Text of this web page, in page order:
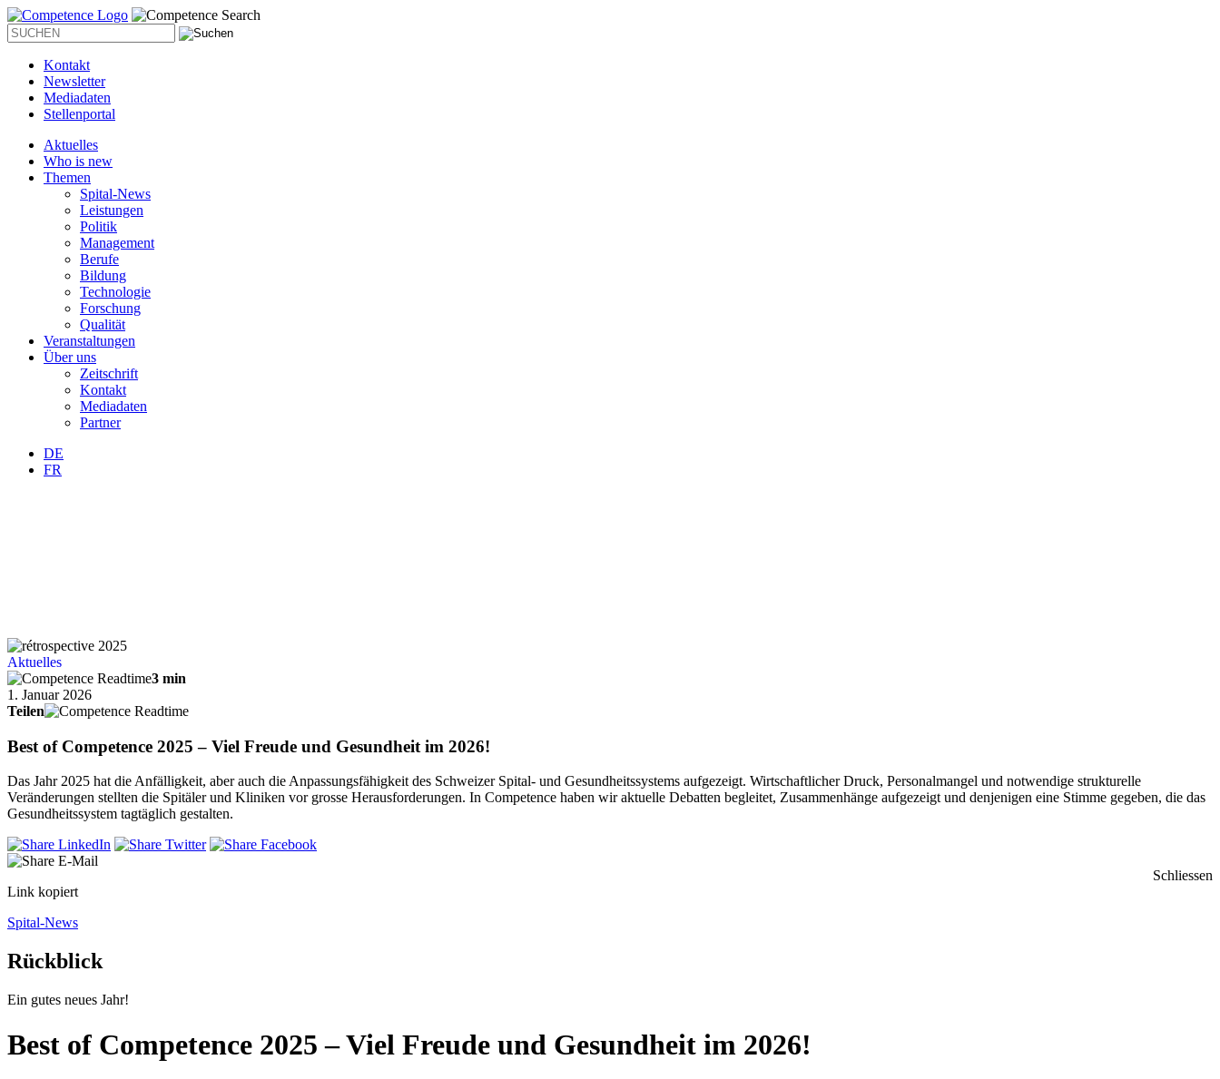
Kontakt
Newsletter
Mediadaten
Stellenportal
Aktuelles
Who is new
Themen
Spital-News
Leistungen
Politik
Management
Berufe
Bildung
Technologie
Forschung
Qualität
Veranstaltungen
Über uns
Zeitschrift
Kontakt
Mediadaten
Partner
DE
FR
Aktuelles
3 min
1. Januar 2026
Teilen
Best of Competence 2025 – Viel Freude und Gesundheit im 2026!
Das Jahr 2025 hat die Anfälligkeit, aber auch die Anpassungsfähigkeit des Schweizer Spital- und Gesundheitssystems aufgezeigt. Wirtschaftlicher Druck, Personalmangel und notwendige strukturelle
Veränderungen stellten die Spitäler und Kliniken vor grosse Herausforderungen. In Competence haben wir aktuelle Debatten begleitet, Zusammenhänge aufgezeigt und denjenigen eine Stimme gegeben, die das
Gesundheitssystem tagtäglich gestalten.
Link kopiert
Schliessen
Spital-News
Rückblick
Ein gutes neues Jahr!
Best of Competence 2025 – Viel Freude und Gesundheit im 2026!